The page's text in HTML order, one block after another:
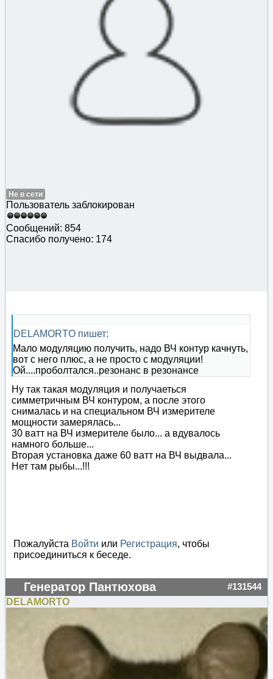
Не в сети
Пользователь заблокирован
Сообщений: 854
Спасибо получено: 174
DELAMORTO пишет:
Мало модуляцию получить, надо ВЧ контур качнуть,
вот с него плюс, а не просто с модуляции!
Ой....проболтался..резонанс в резонансе
Ну так такая модуляция и получаеться
симметричным ВЧ контуром, а после этого
снималась и на специальном ВЧ измерителе
мощности замерялась...
30 ватт на ВЧ измерителе было... а вдувалось
намного больше...
Вторая установка даже 60 ватт на ВЧ выдвала...
Нет там рыбы...!!!
Пожалуйста Войти или Регистрация, чтобы
присоединиться к беседе.
Генератор Пантюхова #131544
DELAMORTO